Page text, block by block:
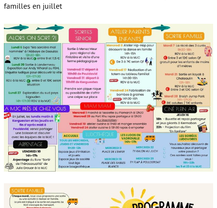
familles en juillet